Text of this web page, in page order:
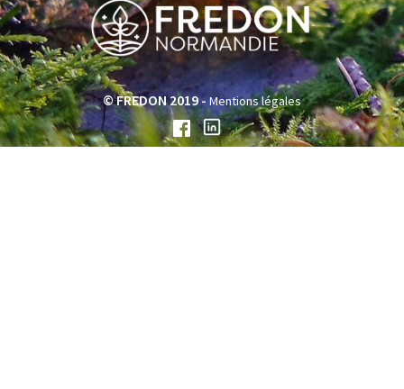
© FREDON 2019 -Mentions légales